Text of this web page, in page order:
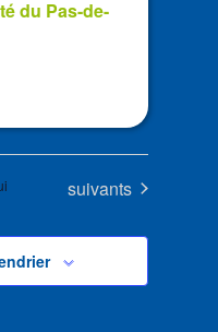
du Pas-de-
Évènements
suivants